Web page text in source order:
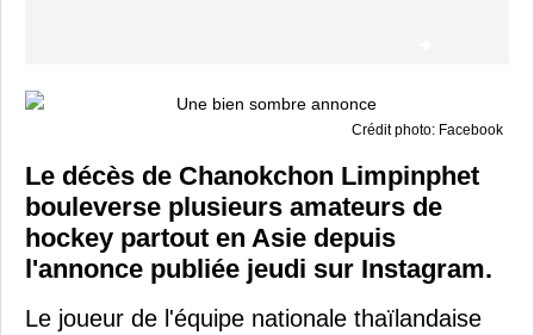
Crédit photo: Facebook
Le décès de Chanokchon Limpinphet
bouleverse plusieurs amateurs de
hockey partout en Asie depuis
l'annonce publiée jeudi sur Instagram.
Le joueur de l'équipe nationale thaïlandaise